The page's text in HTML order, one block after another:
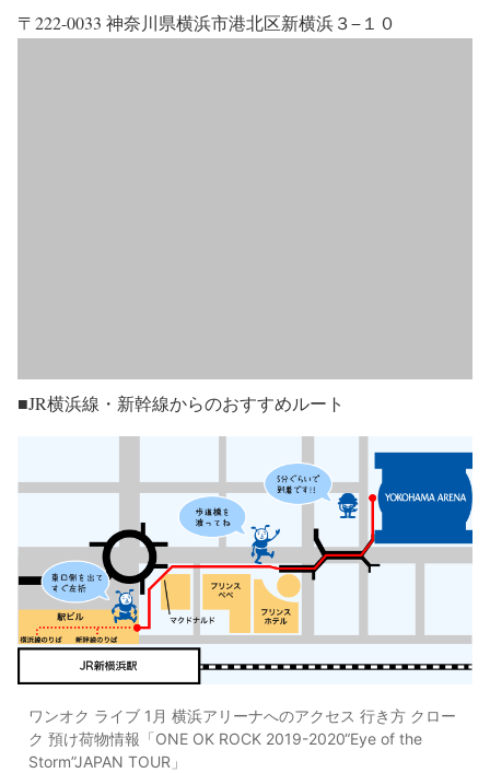
〒222-0033 神奈川県横浜市港北区新横浜３−１０
■JR横浜線・新幹線からのおすすめルート
ワンオク ライブ 1月 横浜アリーナへのアクセス 行き方 クロー
ク 預け荷物情報「ONE OK ROCK 2019-2020“Eye of the
Storm”JAPAN TOUR」